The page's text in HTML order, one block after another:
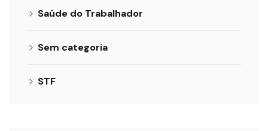
Saúde do Trabalhador
Sem categoria
STF